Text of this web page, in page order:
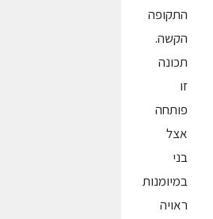
התקופה
הקשה.
תכונה
זו
פותחה
אצל
בני
במיומנות
ראויה